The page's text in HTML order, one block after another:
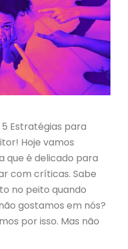
Estratégias para
Hoje vamos
que é delicado para
com críticas. Sabe
no peito quando
gostamos em nós?
por isso. Mas não